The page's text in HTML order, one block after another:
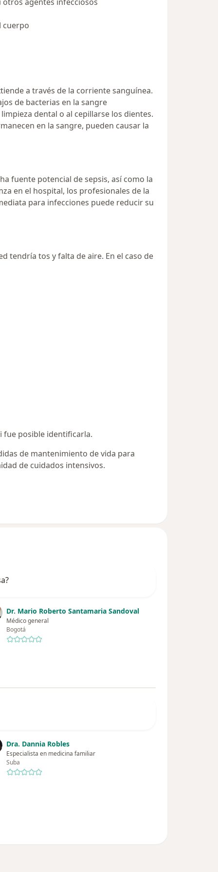
cuerpo
a través de la corriente sanguínea.
de bacterias en la sangre
dental o al cepillarse los dientes.
en la sangre, pueden causar la
fuente potencial de sepsis, así como la
en el hospital, los profesionales de la
para infecciones puede reducir su
tendría tos y falta de aire. En el caso de
fue posible identificarla.
de mantenimiento de vida para
de cuidados intensivos.
Dr. Mario Roberto Santamaria Sandoval
Médico general
Bogotá
Dra. Dannia Robles
Especialista en medicina familiar
Suba